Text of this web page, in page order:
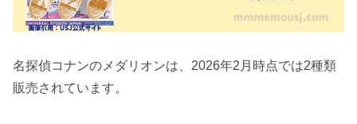
名探偵コナンのメダリオンは、2026年2月時点では2種類
販売されています。